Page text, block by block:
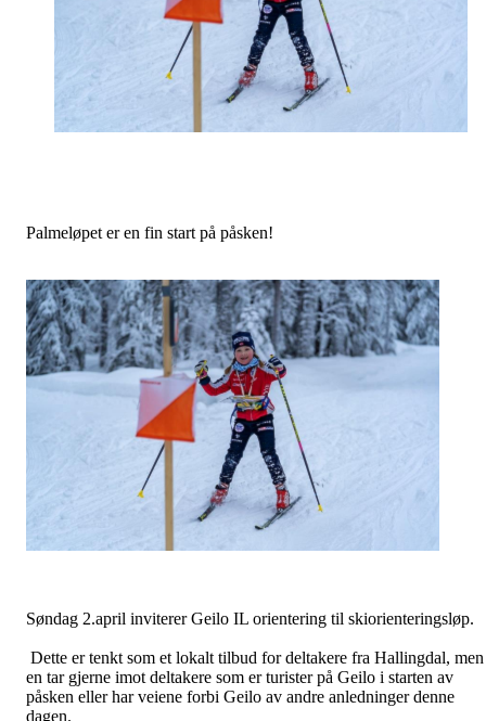
Palmeløpet er en fin start på påsken!
Søndag 2.april inviterer Geilo IL orientering til skiorienteringsløp.
Dette er tenkt som et lokalt tilbud for deltakere fra Hallingdal, men
en tar gjerne imot deltakere som er turister på Geilo i starten av
påsken eller har veiene forbi Geilo av andre anledninger denne
dagen.